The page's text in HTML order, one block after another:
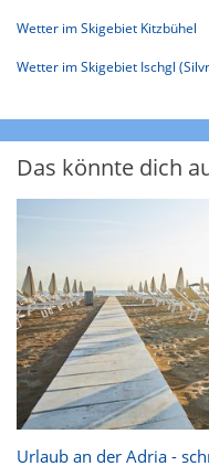
Wetter im Skigebiet Kitzbühel
Wetter im Skigebiet Ischgl
Das könnte dich
Urlaub an der Adria -